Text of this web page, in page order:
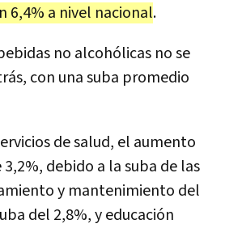
6,4% a nivel nacional.
no alcohólicas no se
con una suba promedio
de salud, el aumento
debido a la suba de las
y mantenimiento del
del 2,8%, y educación